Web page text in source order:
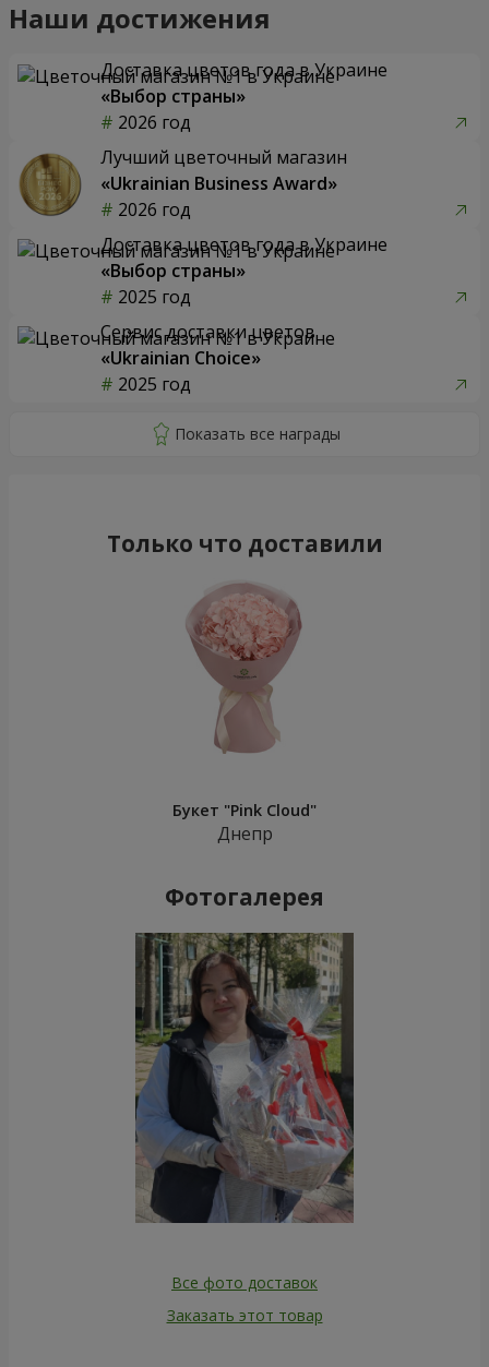
Наши достижения
Доставка цветов года в Украине
«Выбор страны»
2026 год
Лучший цветочный магазин
«Ukrainian Business Award»
2026 год
Доставка цветов года в Украине
«Выбор страны»
2025 год
Сервис доставки цветов
«Ukrainian Choice»
2025 год
Только что доставили
Букет "Pink Cloud"
Днепр
Фотогалерея
Все фото доставок
Заказать этот товар